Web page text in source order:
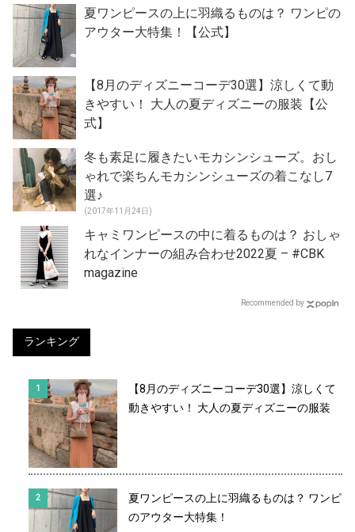
夏ワンピースの上に羽織るものは？ ワンピの
アウター大特集！【公式】
【8月のディズニーコーデ30選】涼しくて動
きやすい！ 大人の夏ディズニーの服装【公
式】
冬も素足に履きたいモカシンシューズ。おし
ゃれで楽ちんモカシンシューズの着こなし7
選♪
(2017年11月24日)
キャミワンピースの中に着るものは？ おしゃ
れなインナーの組み合わせ2022夏 – #CBK
magazine
Recommended by
ランキング
【8月のディズニーコーデ30選】涼しくて
動きやすい！ 大人の夏ディズニーの服装
夏ワンピースの上に羽織るものは？ ワンピ
のアウター大特集！